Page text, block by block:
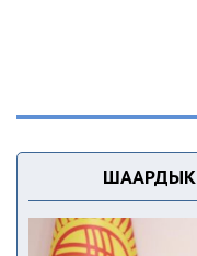
ШААРДЫК